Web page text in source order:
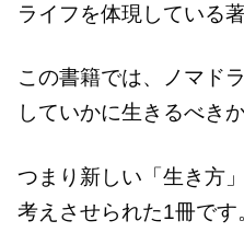
ライフを体現している著
この書籍では、ノマド
していかに生きるべき
つまり新しい「生き方
考えさせられた1冊です